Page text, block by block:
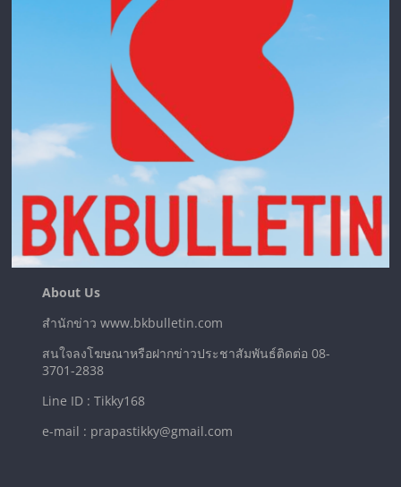
About Us
สำนักข่าว www.bkbulletin.com
สนใจลงโฆษณาหรือฝากข่าวประชาสัมพันธ์ติดต่อ 08-
3701-2838
Line ID : Tikky168
e-mail : prapastikky@gmail.com